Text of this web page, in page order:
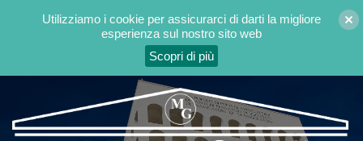
Utilizziamo i cookie per assicurarci di darti la migliore
esperienza sul nostro sito web
Scopri di più